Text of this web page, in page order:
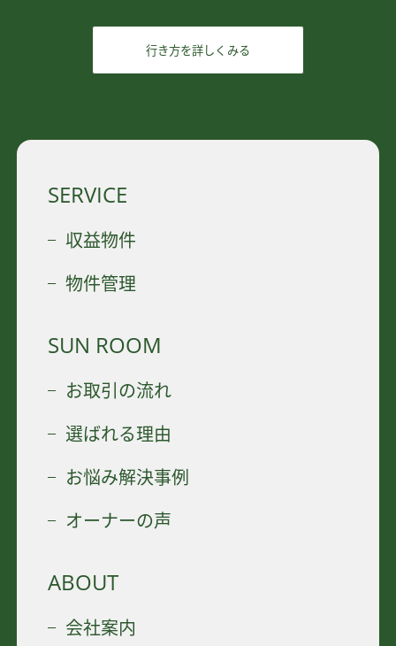
行き方を詳しくみる
SERVICE
収益物件
物件管理
SUN ROOM
お取引の流れ
選ばれる理由
お悩み解決事例
オーナーの声
ABOUT
会社案内